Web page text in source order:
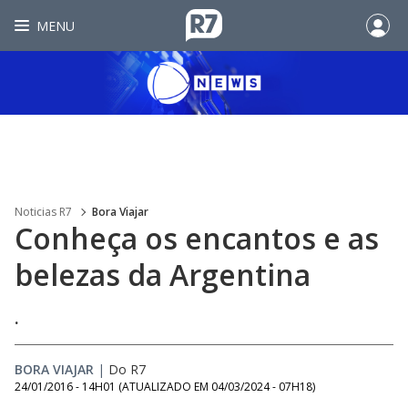
MENU
Noticias R7 Bora Viajar
Conheça os encantos e as
belezas da Argentina
.
BORA VIAJAR | Do R7
24/01/2016 - 14H01 (ATUALIZADO EM 04/03/2024 - 07H18)